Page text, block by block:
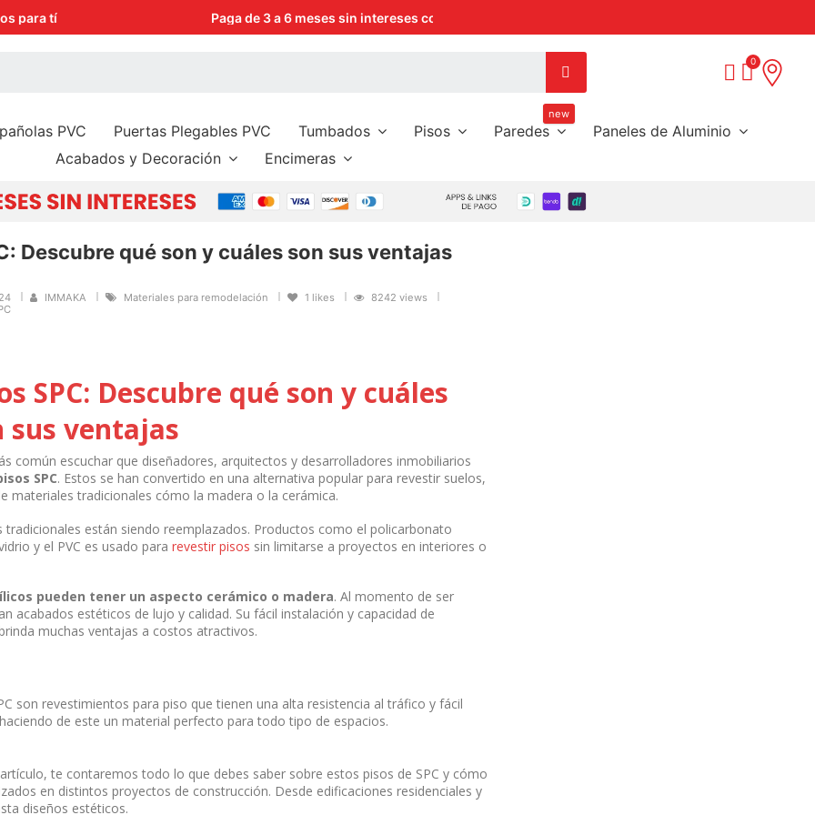
Paga de 3 a 6 meses sin intereses con tus tarjetas preferidas
PVC Puertas Plegables PVC Tumbados Pisos Paredes
new
Paneles de Aluminio
Acabados y Decoración
Encimeras
Descubre qué son y cuáles son sus ventajas
IMMAKA Materiales para remodelación 1 likes
8242 views
SPC: Descubre qué son y cuáles
sus ventajas
común escuchar que diseñadores, arquitectos y desarrolladores inmobiliarios
SPC. Estos se han convertido en una alternativa popular para revestir suelos,
materiales tradicionales cómo la madera o la cerámica.
tradicionales están siendo reemplazados. Productos como el policarbonato
y el PVC es usado para revestir pisos sin limitarse a proyectos en interiores o
pueden tener un aspecto cerámico o madera. Al momento de ser
acabados estéticos de lujo y calidad. Su fácil instalación y capacidad de
muchas ventajas a costos atractivos.
son revestimientos para piso que tienen una alta resistencia al tráfico y fácil
de este un material perfecto para todo tipo de espacios.
te contaremos todo lo que debes saber sobre estos pisos de SPC y cómo
en distintos proyectos de construcción. Desde edificaciones residenciales y
diseños estéticos.